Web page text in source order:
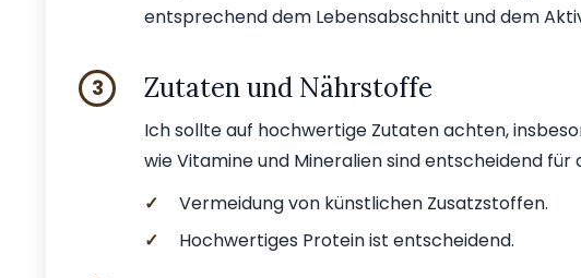
entsprechend dem Lebensabschnitt und dem
3 Zutaten und Nährstoffe
Ich sollte auf hochwertige Zutaten achten,
wie Vitamine und Mineralien sind entscheidend für
✓
Vermeidung von künstlichen Zusatzstoffen.
✓
Hochwertiges Protein ist entscheidend.